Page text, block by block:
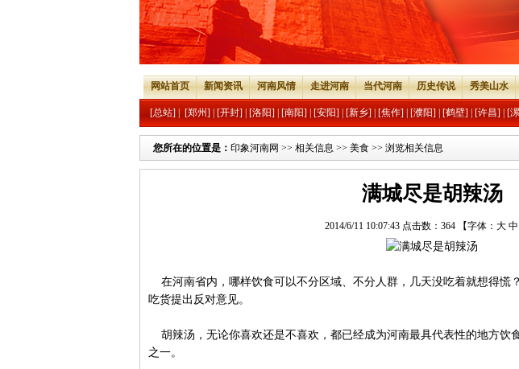
网站首页 新闻资讯 河南风情 走进河南 当代河南 历史传说 秀美山水
[总站] [郑州] [开封] [洛阳] [南阳] [安阳] [新乡] [焦作] [濮阳] [鹤壁] [许昌] [
您所在的位置是： 印象河南网 >> 相关信息 >> 美食 >> 浏览相关信息
满城尽是胡辣汤
2014/6/11 10:07:43 点击数： 364 【字体： 大 中
在河南省内，哪样饮食可以不分区域、不分人群，几天没吃着就想得慌
吃货提出反对意见。
胡辣汤，无论你喜欢还是不喜欢，都已经成为河南最具代表性的地方饮
之一。